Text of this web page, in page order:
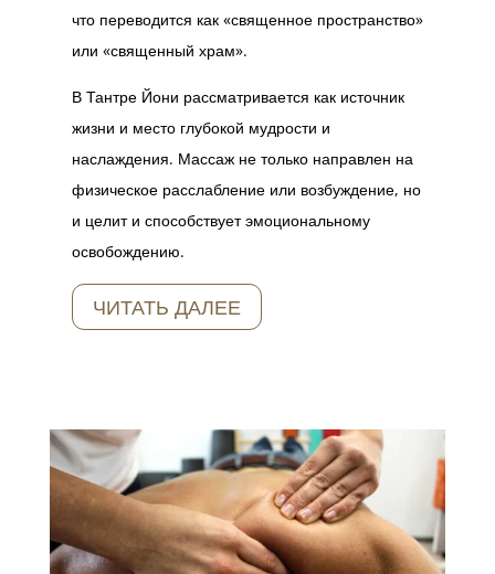
что переводится как «священное пространство»
или «священный храм».
В Тантре Йони рассматривается как источник
жизни и место глубокой мудрости и
наслаждения. Массаж не только направлен на
физическое расслабление или возбуждение, но
и целит и способствует эмоциональному
освобождению.
ЧИТАТЬ ДАЛЕЕ